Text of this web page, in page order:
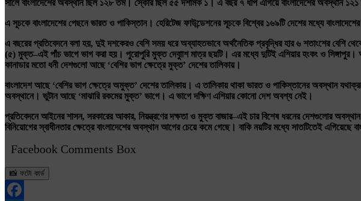
সালে বাংলাদেশের অবস্থান ছিল ১২৮ তম। স্কোর ছিল ৫৫ দশমিক ১। এ বছর ৭ ধাপ এগিয়ে বাংলাদেশের অবস্থান ১২১
এ সূচকে বাংলাদেশের পেছনে ভারত ও পাকিস্তান। হেরিটেজ ফাউন্ডেশনের সূচকে বিশ্বের ১৬৯টি দেশের মধ্যে বাংলাদেশের
এ বছরের প্রতিবেদনে বলা হয়, দুই দশকেরও বেশি সময় ধরে অব্যাহতভাবে অর্থনৈতিক প্রবৃদ্ধির হার ৬ শতাংশের বেশি
(৫) মুক্ত–এই পাঁচ ভাগে ভাগ করা হয়। পুরোপুরি মুক্ত দেবাুাশ মাত্র ছয়টি। এর মধ্যে দুটিই এশিয়ার হংকং ও সিঙ্গাপুর।
কানাডার মতো ধনী দেশগুলো আছে ‘বেশির ভাগ ক্ষেত্রে মুক্ত’ দেশের তালিকায়।
বাংলাদেশ আছে‘বেশির ভাগ ক্ষেত্রে অমুক্ত’ দেশের তালিকায়। এ তালিকায় থাকা ভারত ও পাকিস্তানের অবস্থান
অবস্থানে। ভুটান আছে‘মাঝারি রকমের মুক্ত’ ভাগে। এ ভাগে দক্ষিণ এশিয়ার কোনো দেশ অবশ্য নেই।
প্রতিবেদনে আইনের শাসন, সরকারের আকার, নিয়ন্ত্রণের দক্ষতা ও মুক্ত বাজার–এই চার বিশেষ ধরনের দেশগুলোর অবস্থান
বিনিয়োগের স্বাধীনতার ক্ষেত্রে বাংলাদেশের অবস্থান আগের চেয়ে কমে গেছে। বাকি নয়টির মধ্যে সাতটিতেই এগিয়েছে
Facebook Comments Box
📸 ফটো কার্ড